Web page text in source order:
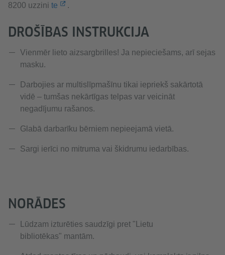
8200 uzzini te .
DROŠĪBAS INSTRUKCIJA
Vienmēr lieto aizsargbrilles! Ja nepieciešams, arī sejas
masku.
Darbojies ar multislīpmašīnu tikai iepriekš sakārtotā
vidē – tumšas nekārtīgas telpas var veicināt
negadījumu rašanos.
Glabā darbarīku bērniem nepieejamā vietā.
Sargi ierīci no mitruma vai škidrumu iedarbības.
NORĀDES
Lūdzam izturēties saudzīgi pret "Lietu
bibliotēkas" mantām.